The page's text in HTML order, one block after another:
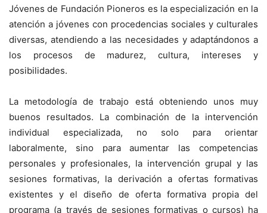
Jóvenes de Fundación Pioneros es la especialización en la
atención a jóvenes con procedencias sociales y culturales
diversas, atendiendo a las necesidades y adaptándonos a
los procesos de madurez, cultura, intereses y
posibilidades.
La metodología de trabajo está obteniendo unos muy
buenos resultados. La combinación de la intervención
individual especializada, no solo para orientar
laboralmente, sino para aumentar las competencias
personales y profesionales, la intervención grupal y las
sesiones formativas, la derivación a ofertas formativas
existentes y el diseño de oferta formativa propia del
programa (a través de sesiones formativas o cursos) ha